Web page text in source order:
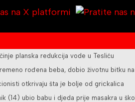
planska redukcija vode u Tesliću
rođena beba, dobio životnu bitku
otkrivaju šta je bolje od grickalica
(14) ubio babu i djeda prije masakra u